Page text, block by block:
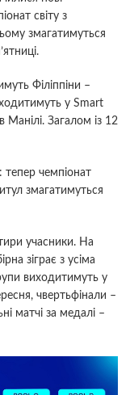
світу з
змагатимуться
Філіппіни –
у Smart
Загалом із 12
тепер чемпіонат
змагатимуться
учасники. На
зіграє з усіма
виходитимуть у
чвертьфінали –
матчі за медалі –